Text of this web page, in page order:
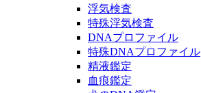
浮気検査
特殊浮気検査
DNAプロファイル
特殊DNAプロファイル
精液鑑定
血痕鑑定